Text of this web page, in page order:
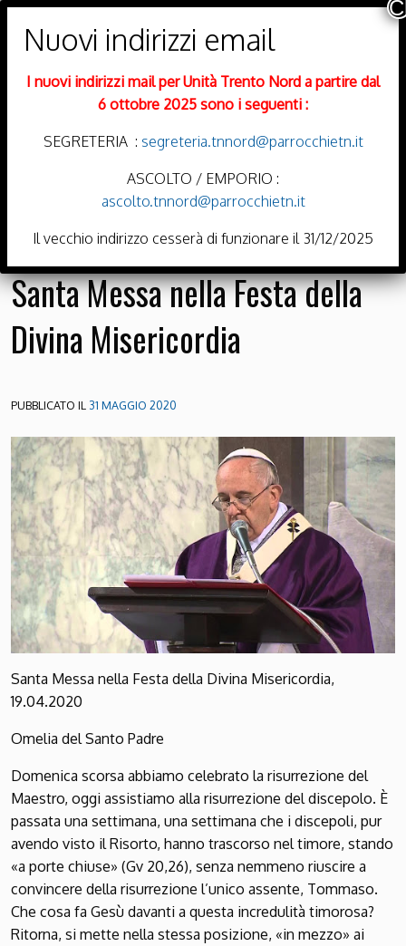
Trento Nord
DIOCESI DI TRENTO
Santa Messa nella Festa della
Divina Misericordia
PUBBLICATO IL 31 MAGGIO 2020
Santa Messa nella Festa della Divina Misericordia,
19.04.2020
Omelia del Santo Padre
Domenica scorsa abbiamo celebrato la risurrezione del
Maestro, oggi assistiamo alla risurrezione del discepolo. È
passata una settimana, una settimana che i discepoli, pur
avendo visto il Risorto, hanno trascorso nel timore, stando
«a porte chiuse» (Gv 20,26), senza nemmeno riuscire a
convincere della risurrezione l’unico assente, Tommaso.
Che cosa fa Gesù davanti a questa incredulità timorosa?
Ritorna, si mette nella stessa posizione, «in mezzo» ai
I nuovi indirizzi mail per Unità Trento Nord a partire dal
6 ottobre 2025 sono i seguenti :
SEGRETERIA : segreteria.tnnord@parrocchietn.it
ASCOLTO / EMPORIO :
ascolto.tnnord@parrocchietn.it
Il vecchio indirizzo cesserà di funzionare il 31/12/2025